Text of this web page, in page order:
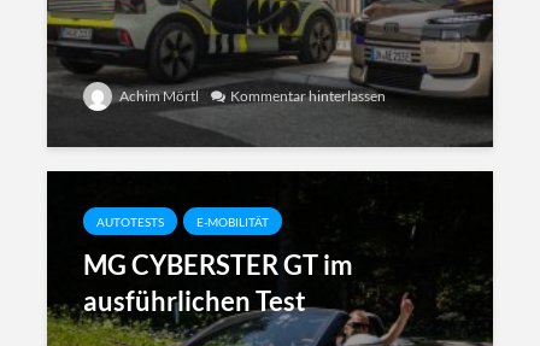
Achim Mörtl Kommentar hinterlassen
AUTOTESTS E-MOBILITÄT
MG CYBERSTER GT im
ausführlichen Test